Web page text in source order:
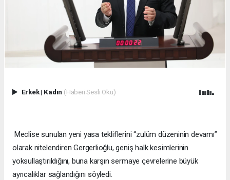
Erkek| Kadın (Haberi Sesli Oku)
Meclise sunulan yeni yasa tekliflerini “zulüm düzeninin devamı”
olarak nitelendiren Gergerlioğlu, geniş halk kesimlerinin
yoksullaştırıldığını, buna karşın sermaye çevrelerine büyük
ayrıcalıklar sağlandığını söyledi.